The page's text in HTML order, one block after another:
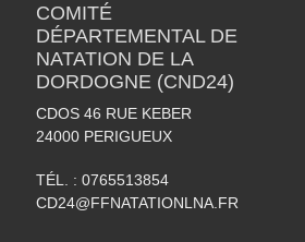
COMITÉ
DÉPARTEMENTAL DE
NATATION DE LA
DORDOGNE (CND24)
CDOS 46 RUE KEBER
24000 PERIGUEUX
TÉL. : 0765513854
CD24@FFNATATIONLNA.FR